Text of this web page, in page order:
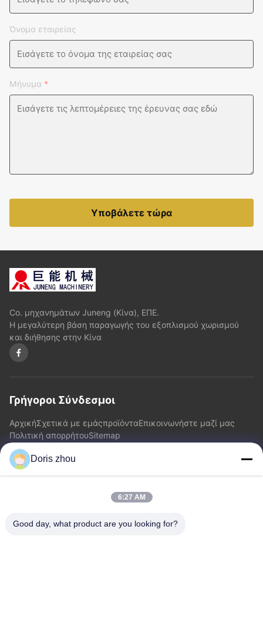
Όνομα εταιρείας
Μήνυμα *
Υποβάλετε τώρα
Co. μηχανημάτων Juneng (Κίνα), ΕΠΕ.
Η μεγαλύτερη βάση παραγωγής του εξοπλισμού χωρισμού
και διήθησης στην Κίνα
Γρήγοροι Σύνδεσμοι
ΑρχικήΣχετικά με εμάςπροϊόνταΕπικοινωνήστε μαζί μας
Πολιτική απορρήτουSitemap
Επικοινωνήστε μαζί μας
Διεύθυνση: Δρόμος Chaoyang, κωμόπολη Zhotie, πόλη
Doris zhou
6:27 AM
Good day, what product are you looking for?